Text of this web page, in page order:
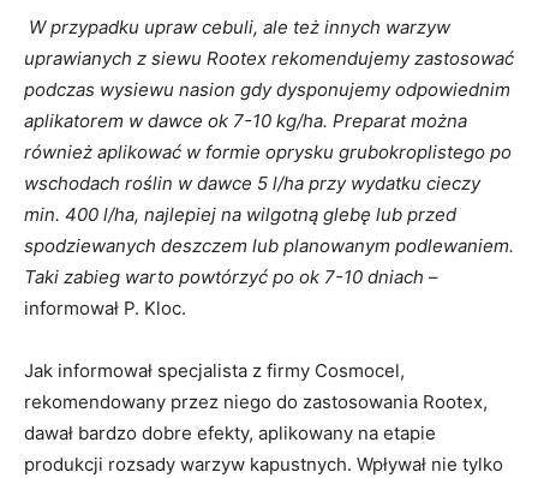
W przypadku upraw cebuli, ale też innych warzyw
uprawianych z siewu Rootex rekomendujemy zastosować
podczas wysiewu nasion gdy dysponujemy odpowiednim
aplikatorem w dawce ok 7-10 kg/ha. Preparat można
również aplikować w formie oprysku grubokroplistego po
wschodach roślin w dawce 5 l/ha przy wydatku cieczy
min. 400 l/ha, najlepiej na wilgotną glebę lub przed
spodziewanych deszczem lub planowanym podlewaniem.
Taki zabieg warto powtórzyć po ok 7-10 dniach –
informował P. Kloc.
Jak informował specjalista z firmy Cosmocel,
rekomendowany przez niego do zastosowania Rootex,
dawał bardzo dobre efekty, aplikowany na etapie
produkcji rozsady warzyw kapustnych. Wpływał nie tylko